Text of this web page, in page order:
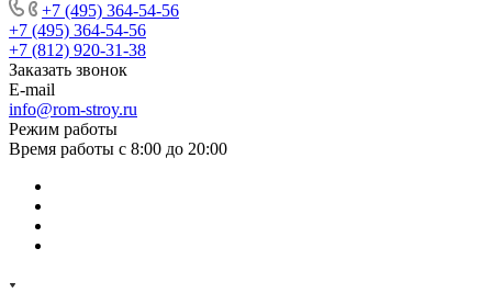
+7 (495) 364-54-56
+7 (495) 364-54-56
+7 (812) 920-31-38
Заказать звонок
E-mail
info@rom-stroy.ru
Режим работы
Время работы с 8:00 до 20:00